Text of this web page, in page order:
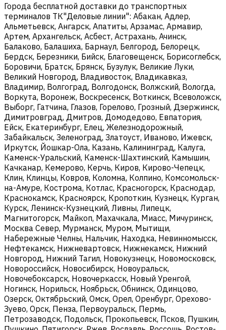
Города бесплатной доставки до транспортных
терминалов ТК"Деловые линии": Абакан, Адлер,
Альметьевск, Ангарск, Апатиты, Арзамас, Армавир,
Артем, Архангельск, Асбест, Астрахань, Ачинск,
Балаково, Балашиха, Барнаул, Белгород, Белорецк,
Бердск, Березники, Бийск, Благовещенск, Борисоглебск,
Боровичи, Братск, Брянск, Бузулук, Великие Луки,
Великий Новгород, Владивосток, Владикавказ,
Владимир, Волгоград, Волгодонск, Волжский, Вологда,
Воркута, Воронеж, Воскресенск, Воткинск, Всеволожск,
Выборг, Гатчина, Глазов, Горелово, Грозный, Дзержинск,
Димитровград, Дмитров, Домодедово, Евпатория,
Ейск, Екатеринбург, Елец, Железнодорожный,
Забайкальск, Зеленоград, Златоуст, Иваново, Ижевск,
Иркутск, Йошкар-Ола, Казань, Калининград, Калуга,
Каменск-Уральский, Каменск-Шахтинский, Камышин,
Качканар, Кемерово, Керчь, Киров, Кирово-Чепецк,
Клин, Клинцы, Ковров, Коломна, Колпино, Комсомольск-
на-Амуре, Кострома, Котлас, Красногорск, Краснодар,
Краснокамск, Красноярск, Кропоткин, Кузнецк, Курган,
Курск, Ленинск-Кузнецкий, Ливны, Липецк,
Магнитогорск, Майкоп, Махачкала, Миасс, Мичуринск,
Москва Север, Мурманск, Муром, Мытищи,
Набережные Челны, Нальчик, Находка, Невинномысск,
Нефтекамск, Нижневартовск, Нижнекамск, Нижний
Новгород, Нижний Тагил, Новокузнецк, Новомосковск,
Новороссийск, Новосибирск, Новоуральск,
Новочебоксарск, Новочеркасск, Новый Уренгой,
Ногинск, Норильск, Ноябрьск, Обнинск, Одинцово,
Озерск, Октябрьский, Омск, Орел, Оренбург, Орехово-
Зуево, Орск, Пенза, Первоуральск, Пермь,
Петрозаводск, Подольск, Прокопьевск, Псков, Пушкин,